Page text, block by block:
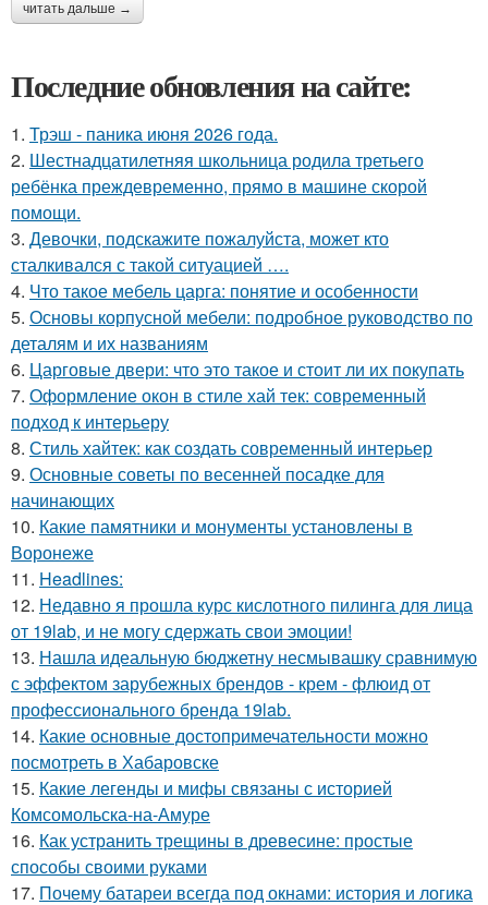
читать дальше →
Последние обновления на сайте:
1. Трэш - паника июня 2026 года.
2. Шестнадцатилетняя школьница родила третьего
ребёнка преждевременно, прямо в машине скорой
помощи.
3. Девочки, подскажите пожалуйста, может кто
сталкивался с такой ситуацией ….
4. Что такое мебель царга: понятие и особенности
5. Основы корпусной мебели: подробное руководство по
деталям и их названиям
6. Царговые двери: что это такое и стоит ли их покупать
7. Оформление окон в стиле хай тек: современный
подход к интерьеру
8. Стиль хайтек: как создать современный интерьер
9. Основные советы по весенней посадке для
начинающих
10. Какие памятники и монументы установлены в
Воронеже
11. Headlines:
12. Недавно я прошла курс кислотного пилинга для лица
от 19lab, и не могу сдержать свои эмоции!
13. Нашла идеальную бюджетну несмывашку сравнимую
с эффектом зарубежных брендов - крем - флюид от
профессионального бренда 19lab.
14. Какие основные достопримечательности можно
посмотреть в Хабаровске
15. Какие легенды и мифы связаны с историей
Комсомольска-на-Амуре
16. Как устранить трещины в древесине: простые
способы своими руками
17. Почему батареи всегда под окнами: история и логика